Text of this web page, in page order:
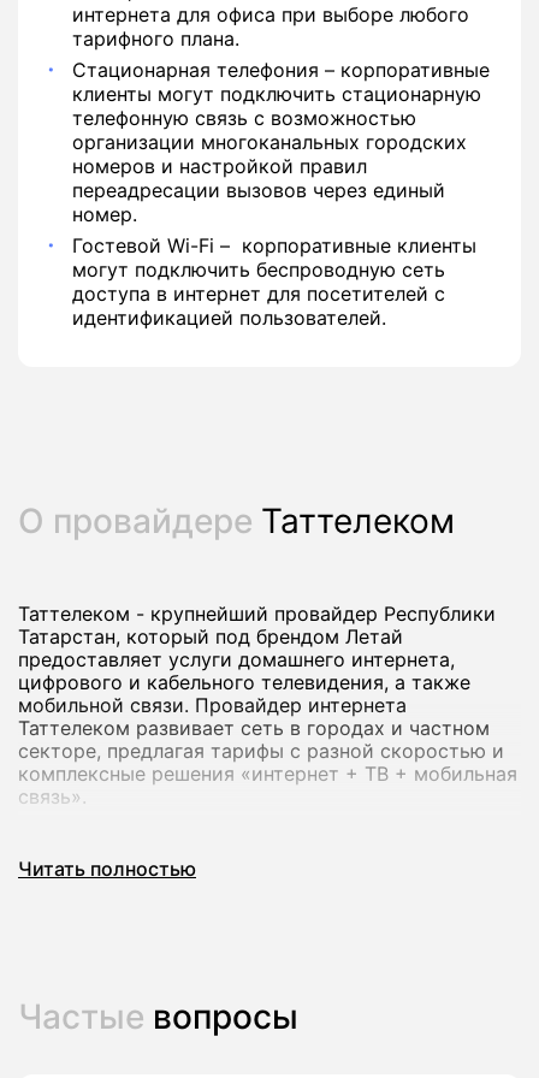
интернета для офиса при выборе любого
тарифного плана.
Стационарная телефония – корпоративные
клиенты могут подключить стационарную
телефонную связь с возможностью
организации многоканальных городских
номеров и настройкой правил
переадресации вызовов через единый
номер.
Гостевой Wi-Fi – корпоративные клиенты
могут подключить беспроводную сеть
доступа в интернет для посетителей с
идентификацией пользователей.
О провайдере Таттелеком
Таттелеком - крупнейший провайдер Республики
Татарстан, который под брендом Летай
предоставляет услуги домашнего интернета,
цифрового и кабельного телевидения, а также
мобильной связи. Провайдер интернета
Таттелеком развивает сеть в городах и частном
секторе, предлагая тарифы с разной скоростью и
комплексные решения «интернет + ТВ + мобильная
связь».
домашний интернет Таттелеком в Арске: мы
Как подключить домашний интернет
Таттелеком (Летай) в Арске
Читать полностью
Частые вопросы